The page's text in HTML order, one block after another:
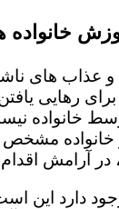
خانواده
و عذاب های
برای رهایی
خانواده
خانواده
آرامش اقدام
دارد این